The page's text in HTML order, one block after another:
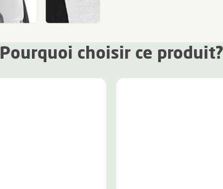
Pourquoi choisir ce produit?